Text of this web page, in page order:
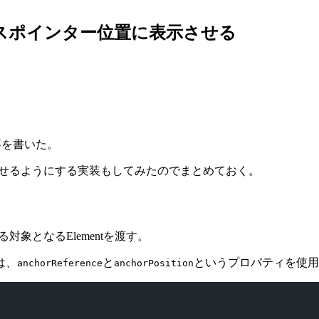
インター位置に表示させる
書いた。
ようにする実装もしてみたのでまとめておく。
象となるElementを渡す。
anchorReference と anchorPosition というプロパティを使